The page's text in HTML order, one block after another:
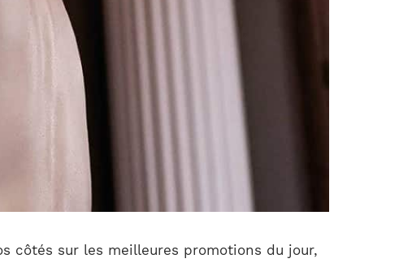
côtés sur les meilleures promotions du jour,